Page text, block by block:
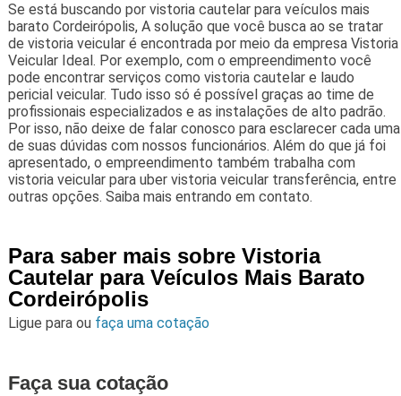
Se está buscando por vistoria cautelar para veículos mais
barato Cordeirópolis, A solução que você busca ao se tratar
de vistoria veicular é encontrada por meio da empresa Vistoria
Veicular Ideal. Por exemplo, com o empreendimento você
pode encontrar serviços como vistoria cautelar e laudo
pericial veicular. Tudo isso só é possível graças ao time de
profissionais especializados e as instalações de alto padrão.
Por isso, não deixe de falar conosco para esclarecer cada uma
de suas dúvidas com nossos funcionários. Além do que já foi
apresentado, o empreendimento também trabalha com
vistoria veicular para uber vistoria veicular transferência, entre
outras opções. Saiba mais entrando em contato.
Para saber mais sobre Vistoria
Cautelar para Veículos Mais Barato
Cordeirópolis
Ligue para ou faça uma cotação
Faça sua cotação